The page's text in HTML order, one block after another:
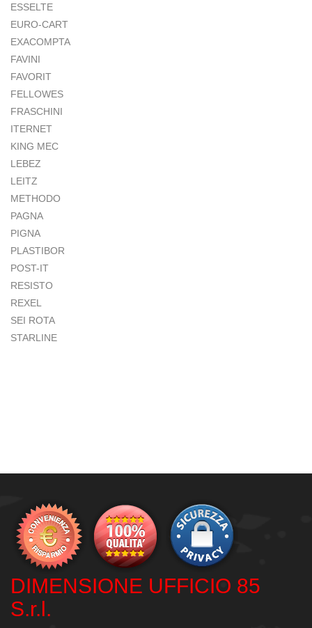
ESSELTE
EURO-CART
EXACOMPTA
FAVINI
FAVORIT
FELLOWES
FRASCHINI
ITERNET
KING MEC
LEBEZ
LEITZ
METHODO
PAGNA
PIGNA
PLASTIBOR
POST-IT
RESISTO
REXEL
SEI ROTA
STARLINE
DIMENSIONE UFFICIO 85
S.r.l.